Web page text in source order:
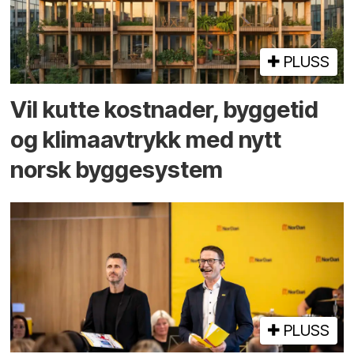
PLUSS
Vil kutte kostnader, byggetid
og klima­avtrykk med nytt
norsk bygge­system
PLUSS